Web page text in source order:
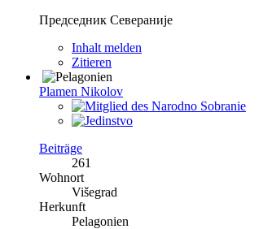
Председник Севераније
Inhalt melden
Zitieren
Plamen Nikolov
Beiträge
261
Wohnort
Višegrad
Herkunft
Pelagonien